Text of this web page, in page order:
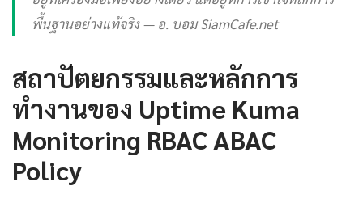
พื้นฐานอย่างแท้จริง — อ. บอม SiamCafe.net
สถาปัตยกรรมและหลักการ
ทำงานของ Uptime Kuma
Monitoring RBAC ABAC
Policy